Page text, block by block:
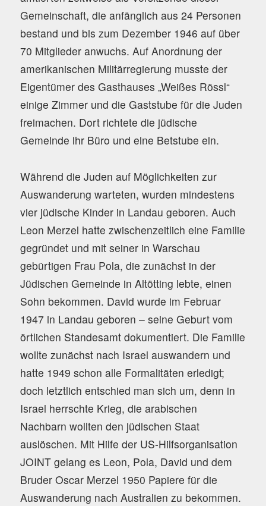
Gemeinschaft, die anfänglich aus 24 Personen
bestand und bis zum Dezember 1946 auf über
70 Mitglieder anwuchs. Auf Anordnung der
amerikanischen Militärregierung musste der
Eigentümer des Gasthauses „Weißes Rössl“
einige Zimmer und die Gaststube für die Juden
freimachen. Dort richtete die jüdische
Gemeinde ihr Büro und eine Betstube ein.
Während die Juden auf Möglichkeiten zur
Auswanderung warteten, wurden mindestens
vier jüdische Kinder in Landau geboren. Auch
Leon Merzel hatte zwischenzeitlich eine Familie
gegründet und mit seiner in Warschau
gebürtigen Frau Pola, die zunächst in der
Jüdischen Gemeinde in Altötting lebte, einen
Sohn bekommen. David wurde im Februar
1947 in Landau geboren – seine Geburt vom
örtlichen Standesamt dokumentiert. Die Familie
wollte zunächst nach Israel auswandern und
hatte 1949 schon alle Formalitäten erledigt;
doch letztlich entschied man sich um, denn in
Israel herrschte Krieg, die arabischen
Nachbarn wollten den jüdischen Staat
auslöschen. Mit Hilfe der US-Hilfsorganisation
JOINT gelang es Leon, Pola, David und dem
Bruder Oscar Merzel 1950 Papiere für die
Auswanderung nach Australien zu bekommen.